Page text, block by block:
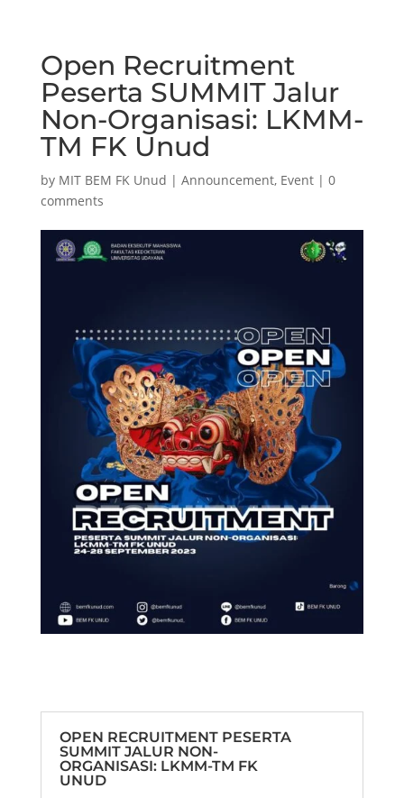
Open Recruitment
Peserta SUMMIT Jalur
Non-Organisasi: LKMM-
TM FK Unud
by MIT BEM FK Unud | Announcement, Event| 0
comments
OPEN RECRUITMENT PESERTA
SUMMIT JALUR NON-
ORGANISASI: LKMM-TM FK
UNUD